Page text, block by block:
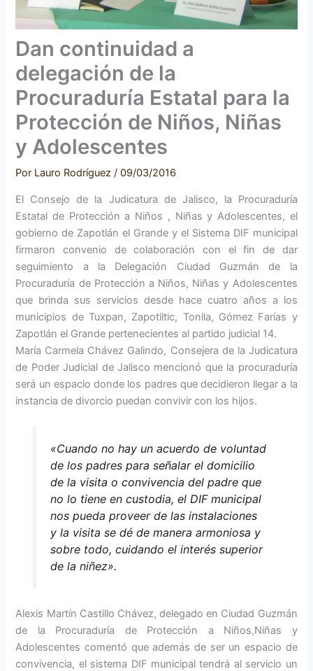
Dan continuidad a
delegación de la
Procuraduría Estatal para la
Protección de Niños, Niñas
y Adolescentes
Por Lauro Rodríguez/09/03/2016
El Consejo de la Judicatura de Jalisco, la Procuraduría
Estatal de Protección a Niños , Niñas y Adolescentes, el
gobierno de Zapotlán el Grande y el Sistema DIF municipal
firmaron convenio de colaboración con el fin de dar
seguimiento a la Delegación Ciudad Guzmán de la
Procuraduría de Protección a Niños, Niñas y Adolescentes
que brinda sus servicios desde hace cuatro años a los
municipios de Tuxpan, Zapotiltic, Tonila, Gómez Farías y
Zapotlán el Grande pertenecientes al partido judicial 14.
María Carmela Chávez Galindo, Consejera de la Judicatura
de Poder Judicial de Jalisco mencionó que la procuraduría
será un espacio donde los padres que decidieron llegar a la
instancia de divorcio puedan convivir con los hijos.
«Cuando no hay un acuerdo de voluntad
de los padres para señalar el domicilio
de la visita o convivencia del padre que
no lo tiene en custodia, el DIF municipal
nos pueda proveer de las instalaciones
y la visita se dé de manera armoniosa y
sobre todo, cuidando el interés superior
de la niñez».
Alexis Martín Castillo Chávez, delegado en Ciudad Guzmán
de la Procuraduría de Protección a Niños,Niñas y
Adolescentes comentó que además de ser un espacio de
convivencia, el sistema DIF municipal tendrá al servicio un